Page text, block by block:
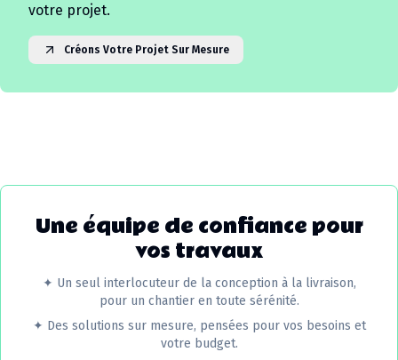
votre projet.
Créons Votre Projet Sur Mesure
Une équipe de confiance pour
vos travaux
✦ Un seul interlocuteur de la conception à la livraison,
pour un chantier en toute sérénité.
✦ Des solutions sur mesure, pensées pour vos besoins et
votre budget.